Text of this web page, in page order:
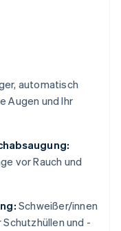
automatisch
Augen und Ihr
vor Rauch und
Schweißer/innen
und -